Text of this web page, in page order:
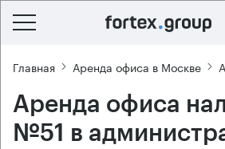
Главная Аренда офиса в Москве
Аренда офиса
№51 в